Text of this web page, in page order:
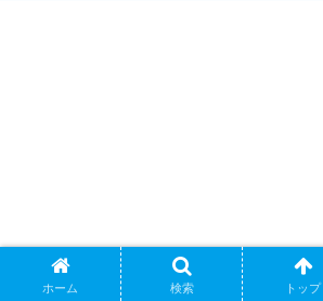
ホーム 検索 トップ